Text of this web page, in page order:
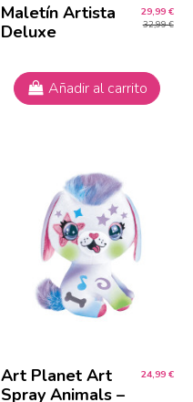
Maletín Artista
Deluxe
29,99 €
32,99 €
Añadir al carrito
Art Planet Art
Spray Animals –
24,99 €